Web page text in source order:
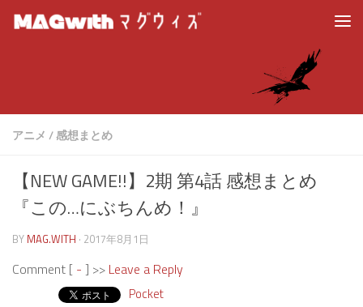
アニメ /感想まとめ
【NEW GAME!!】2期 第4話 感想まとめ
『この…にぶちんめ！』
BY MAG.WITH · 2017年8月1日
Comment [ - ] >> Leave a Reply
Pocket